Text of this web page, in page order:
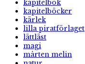
kapitelbok
kapitelböcker
kärlek
lilla piratförlaget
lättläst
magi
mårten melin